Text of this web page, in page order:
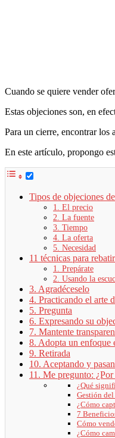
Cuando se quiere vender
Estas objeciones son, en
Para un cierre, encontrar los
En este artículo, propongo
Tipos de objeciones
1. El precio
2. La fuente
3. Tiempo
4. La oferta
5. Necesidad
11 técnicas para
1. Prepárate
2. Usando la
3. Agradéceselo
4. Practicando el arte
5. Pregunta
6. Expresando su
7. Mantente
8. Adopta un enfoque
9. Retirada
10. Aceptando y
11. Me pregunto: ¿Por
¿Qué
Gestión
¿Cómo
7
Cómo
¿Cómo